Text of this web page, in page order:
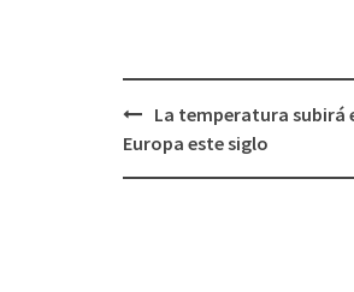
Navegación
La temperatura subirá
Europa este siglo